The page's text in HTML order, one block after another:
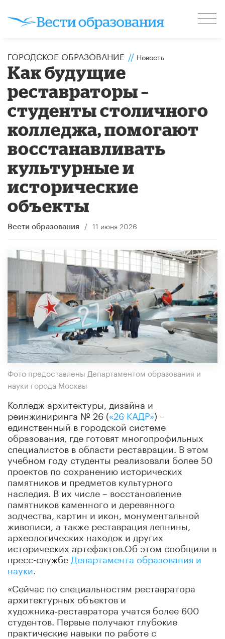
ГОРОДСКОЕ ОБРАЗОВАНИЕ // Новость
​Как будущие
реставраторы –
студенты столичного
колледжа, помогают
восстанавливать
культурные и
исторические
объекты
Вести образования / 11 июня 2026
Фото предоставлены Департаментом образования и
науки города Москвы
Колледж архитектуры, дизайна и
реинжиниринга № 26 («26 КАДР») –
единственный в городской системе
образования, где готовят многопрофильных
специалистов в области реставрации. В этом
учебном году студенты реализовали более 50
проектов по сохранению исторических
памятников и предметов культурного
наследия. В их числе – восстановление
памятников каменного и деревянного
зодчества, картин и икон, монументальной
живописи, а также реставрация лепнины,
археологических находок и других
исторических артефактов.Об этом сообщили в
пресс-службе Департамента образования и
науки
«Сейчас по специальностям реставратора
архитектурных объектов и
художника‑реставратора учатся более 600
студентов. Первые получают глубокие
практические навыки по работе с